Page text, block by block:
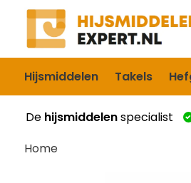
Hijsmiddelen Takels
De hijsmiddelenspecialist
Home